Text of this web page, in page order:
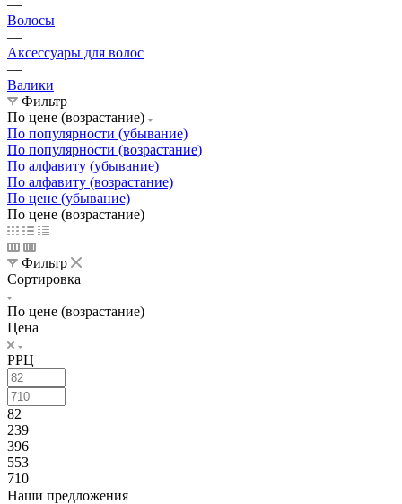
—
Волосы
—
Аксессуары для волос
—
Валики
Фильтр
По цене (возрастание)
По популярности (убывание)
По популярности (возрастание)
По алфавиту (убывание)
По алфавиту (возрастание)
По цене (убывание)
По цене (возрастание)
Фильтр
Сортировка
По цене (возрастание)
Цена
РРЦ
82
239
396
553
710
Наши предложения